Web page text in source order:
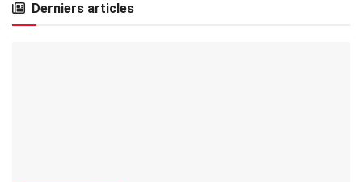
Derniers articles